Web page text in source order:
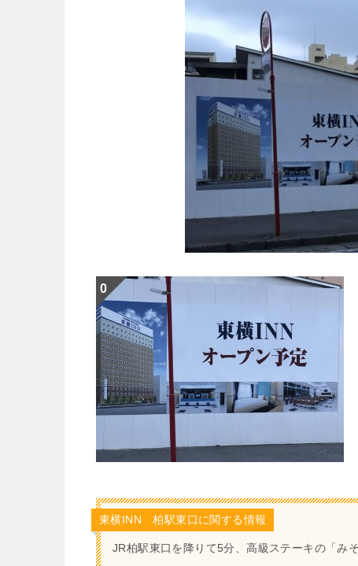
東横INN 柏駅東口に関する情報
JR柏駅東口を降りて5分、高級ステーキの「み